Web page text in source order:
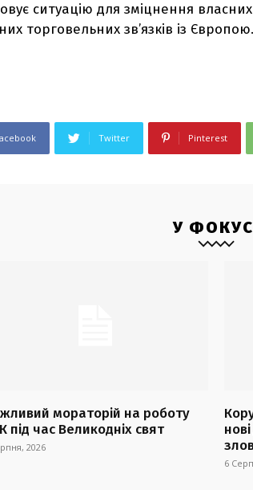
ситуацію для зміцнення
торговельних зв’язків із Європою.
Twitter Pinterest
У
мораторій на роботу
під час Великодніх свят
2026
6